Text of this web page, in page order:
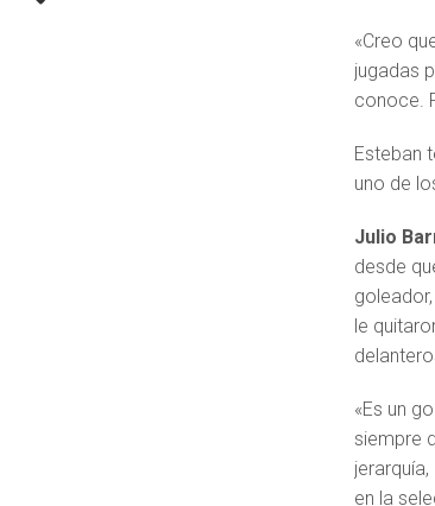
«Creo
jugadas
conoce.
Esteban
uno de
Julio
desde
le
«Es un
siempre
en la